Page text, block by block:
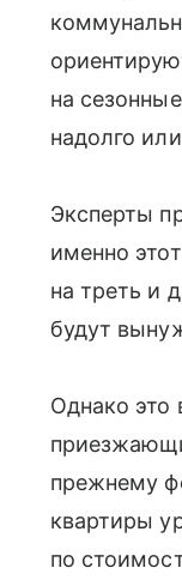
на
надолго
Эксперты
именно
на треть и
будут
Однако это
прежнему
квартиры
по